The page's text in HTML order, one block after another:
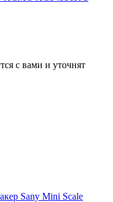
с вами и уточнят
Sany Mini Scale